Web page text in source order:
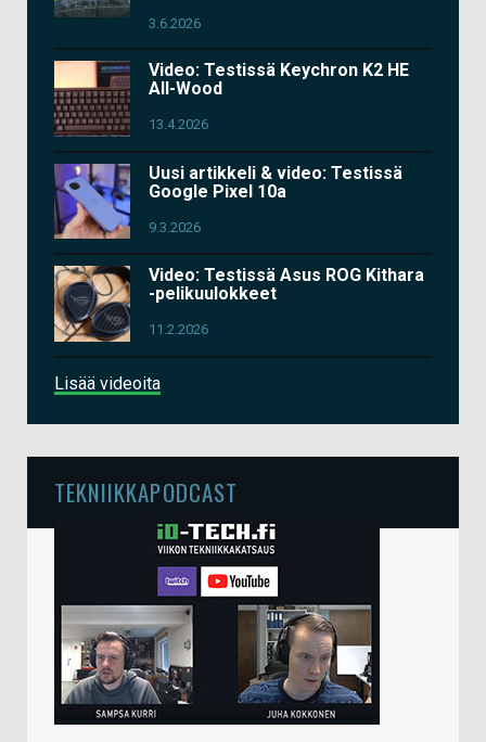
3.6.2026
Video: Testissä Keychron K2 HE
All-Wood
13.4.2026
Uusi artikkeli & video: Testissä
Google Pixel 10a
9.3.2026
Video: Testissä Asus ROG Kithara
-pelikuulokkeet
11.2.2026
Lisää videoita
TEKNIIKKAPODCAST